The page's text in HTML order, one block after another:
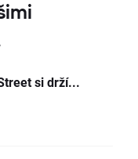
si drží...